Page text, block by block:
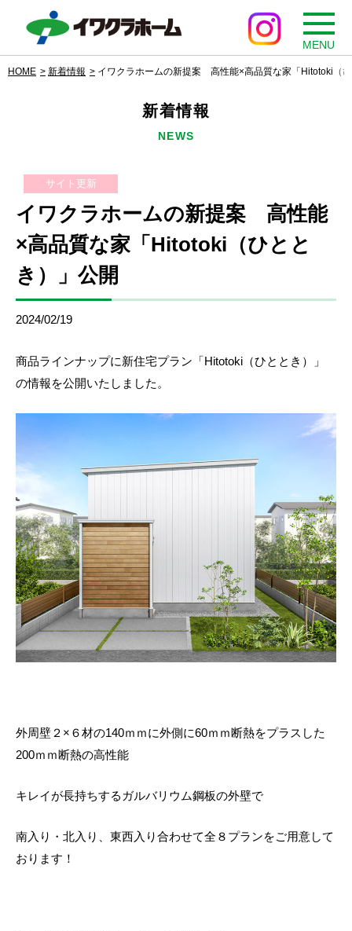
MENU
HOME 新着情報 イワクラホームの新提案 高性能×高品質な家「Hitotoki（
新着情報
NEWS
サイト更新
イワクラホームの新提案 高性能
×高品質な家「Hitotoki（ひとと
き）」公開
2024/02/19
商品ラインナップに新住宅プラン「Hitotoki（ひととき）」
の情報を公開いたしました。
外周壁２×６材の140ｍｍに外側に60ｍｍ断熱をプラスした
200ｍｍ断熱の高性能
キレイが長持ちするガルバリウム鋼板の外壁で
南入り・北入り、東西入り合わせて全８プランをご用意して
おります！